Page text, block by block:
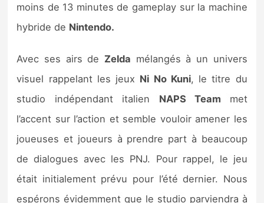
Sorties de jeux
Bons plans
Guides
moins de 13 minutes de gameplay sur la machine
hybride de Nintendo.
Avec ses airs de Zelda mélangés à un univers
visuel rappelant les jeux Ni No Kuni, le titre du
studio indépendant italien NAPS Team met
l’accent sur l’action et semble vouloir amener les
joueuses et joueurs à prendre part à beaucoup
de dialogues avec les PNJ. Pour rappel, le jeu
était initialement prévu pour l’été dernier. Nous
espérons évidemment que le studio parviendra à